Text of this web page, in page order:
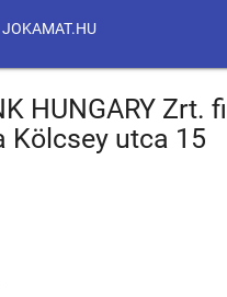
JOKAMAT.HU
HUNGARY Zrt.
Kölcsey utca 15